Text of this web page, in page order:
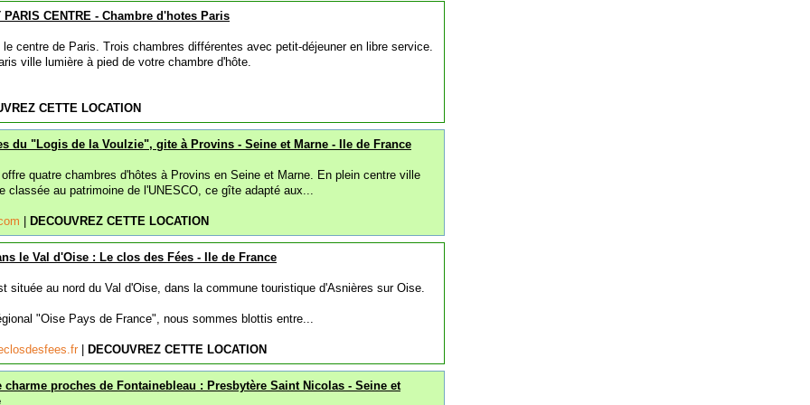
PARIS CENTRE - Chambre d'hotes Paris
le centre de Paris. Trois chambres différentes avec petit-déjeuner en libre service.
ville lumière à pied de votre chambre d'hôte.
CETTE LOCATION
du "Logis de la Voulzie", gite à Provins - Seine et Marne - Ile de France
quatre chambres d'hôtes à Provins en Seine et Marne. En plein centre ville
classée au patrimoine de l'UNESCO, ce gîte adapté aux...
DECOUVREZ CETTE LOCATION
le Val d'Oise : Le clos des Fées - Ile de France
située au nord du Val d'Oise, dans la commune touristique d'Asnières sur Oise.
"Oise Pays de France", nous sommes blottis entre...
DECOUVREZ CETTE LOCATION
charme proches de Fontainebleau : Presbytère Saint Nicolas - Seine et